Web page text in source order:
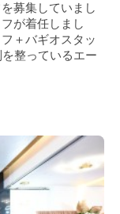
募集していまし
が着任しまし
＋バギオスタッ
整っているエー